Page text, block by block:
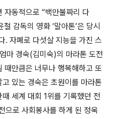
자동적으로 “백만불짜리 다
감독의 영화 ‘말아톤’은 당시
. 자폐로 다섯살 지능을 가진 스
마 경숙(김미숙)의 마라톤 도전
때만큼은 너무나 행복해하고 또
있는 경숙은 초원이를 마라톤
세계 대회 1위를 기록했던 전
으로 사회봉사를 하게 된 정욱